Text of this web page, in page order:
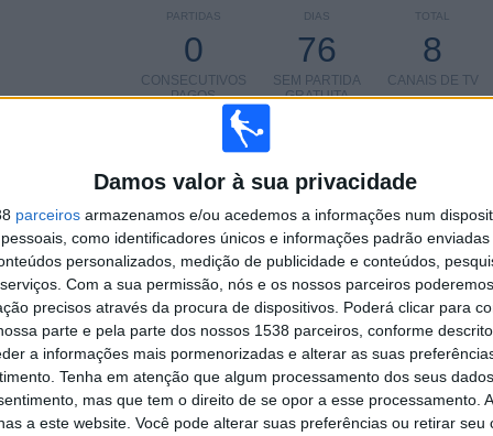
Damos valor à sua privacidade
parceiros armazenamos e/ou acedemos a informações num
como identificadores únicos e informações padrão
personalizados, medição de publicidade e conteúdos,
Com a sua permissão, nós e os nossos parceiros
precisos através da procura de dispositivos. Poderá clicar para
parte e pela parte dos nossos 1538 parceiros, conforme
a informações mais pormenorizadas e alterar as suas
Tenha em atenção que algum processamento dos seus
mas que tem o direito de se opor a esse processamento.
a este website. Você pode alterar suas preferências ou retirar seu
TOTAL
8
CANAIS DE TV
DIAS
76
SEM PARTIDA
GRATUITA
PARTIDAS
0
CONSECUTIVOS
PAGOS
TOTAL
25
RIVAIS
MÁXIMO
3
VS Pakhtakor
6
COMPETIÇÕES
RANKING POR COMPETIÇÕES
AFC Champions League
7 (21,21%)